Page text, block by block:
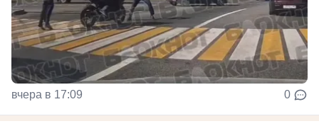
вчера в 17:09 0